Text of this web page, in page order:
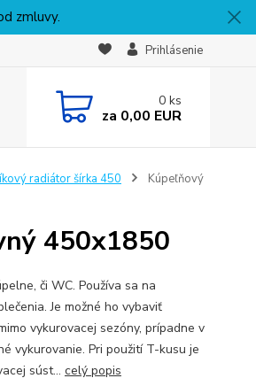
zmluvy.
Prihlásenie
0 ks
za 0,00 EUR
radiátor šírka 450
Kúpeľňový
450x1850
či WC. Používa sa na
Je možné ho vybaviť
vykurovacej sezóny, prípadne v
vykurovanie. Pri použití T-kusu je
súst... celý popis